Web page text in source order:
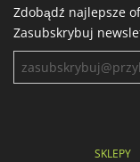
Zdobądź najlepsze
Zasubskrybuj
SKLEPY